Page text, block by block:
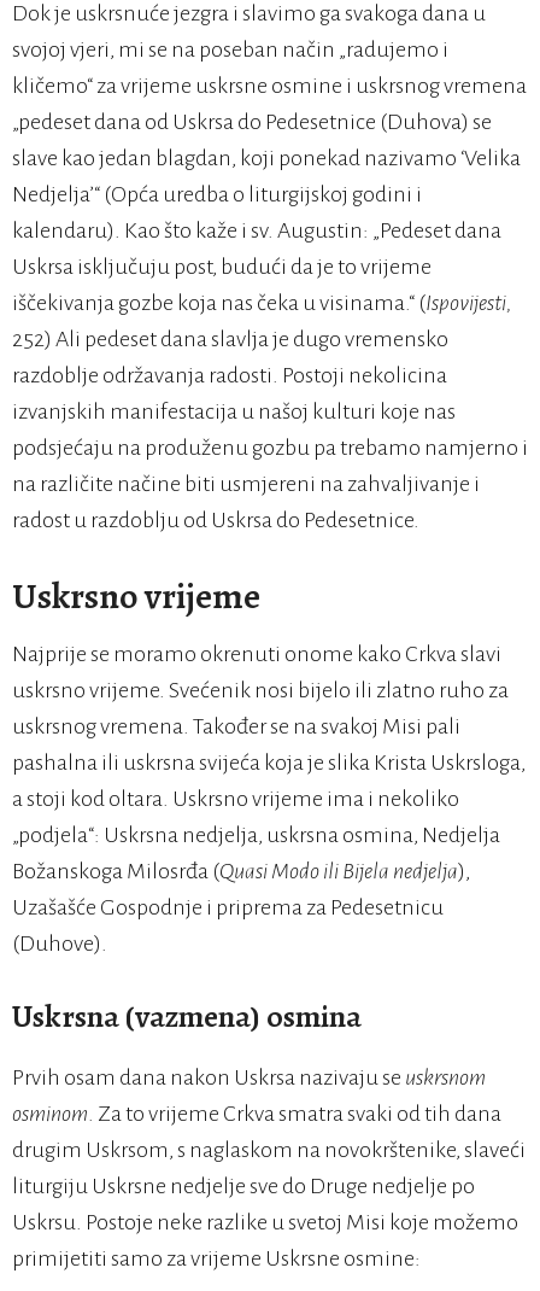
Dok je uskrsnuće jezgra i slavimo ga svakoga dana u
svojoj vjeri, mi se na poseban način „radujemo i
kličemo“ za vrijeme uskrsne osmine i uskrsnog vremena
„pedeset dana od Uskrsa do Pedesetnice (Duhova) se
slave kao jedan blagdan, koji ponekad nazivamo ‘Velika
Nedjelja’“ (Opća uredba o liturgijskoj godini i
kalendaru). Kao što kaže i sv. Augustin: „Pedeset dana
Uskrsa isključuju post, budući da je to vrijeme
iščekivanja gozbe koja nas čeka u visinama.“ (Ispovijesti,
252) Ali pedeset dana slavlja je dugo vremensko
razdoblje održavanja radosti. Postoji nekolicina
izvanjskih manifestacija u našoj kulturi koje nas
podsjećaju na produženu gozbu pa trebamo namjerno i
na različite načine biti usmjereni na zahvaljivanje i
radost u razdoblju od Uskrsa do Pedesetnice.
Uskrsno vrijeme
Najprije se moramo okrenuti onome kako Crkva slavi
uskrsno vrijeme. Svećenik nosi bijelo ili zlatno ruho za
uskrsnog vremena. Također se na svakoj Misi pali
pashalna ili uskrsna svijeća koja je slika Krista Uskrsloga,
a stoji kod oltara. Uskrsno vrijeme ima i nekoliko
„podjela“: Uskrsna nedjelja, uskrsna osmina, Nedjelja
Božanskoga Milosrđa (Quasi Modo ili Bijela nedjelja),
Uzašašće Gospodnje i priprema za Pedesetnicu
(Duhove).
Uskrsna (vazmena) osmina
Prvih osam dana nakon Uskrsa nazivaju se uskrsnom
osminom. Za to vrijeme Crkva smatra svaki od tih dana
drugim Uskrsom, s naglaskom na novokrštenike, slaveći
liturgiju Uskrsne nedjelje sve do Druge nedjelje po
Uskrsu. Postoje neke razlike u svetoj Misi koje možemo
primijetiti samo za vrijeme Uskrsne osmine: